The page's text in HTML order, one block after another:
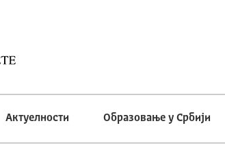
Актуелности Образовање у Србији